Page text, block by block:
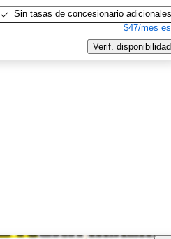
Sin tasas de concesionario adicionales
$47/mes
Verif. disponibilidad